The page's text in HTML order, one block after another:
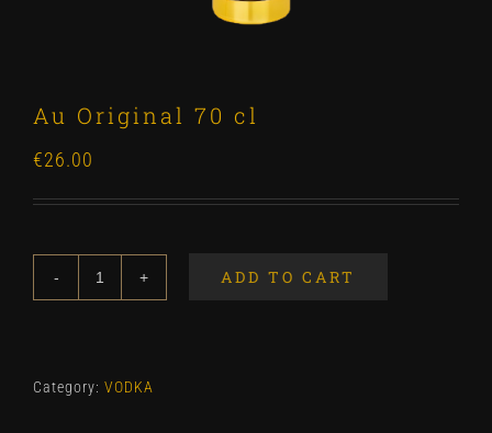
Au Original 70 cl
€26.00
cl
ADD TO CART
Category: VODKA